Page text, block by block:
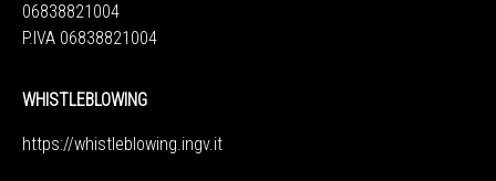
06838821004
P.IVA 06838821004
WHISTLEBLOWING
https://whistleblowing.ingv.it